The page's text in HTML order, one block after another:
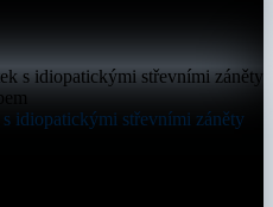
idiopatickými střevními záněty